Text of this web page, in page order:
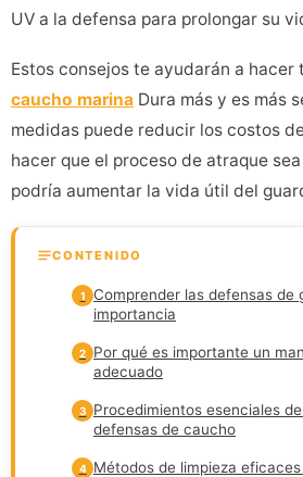
UV a la defensa para prolongar su
Estos consejos te ayudarán a hacer
caucho marina Dura más y es más
medidas puede reducir los costos
hacer que el proceso de atraque
podría aumentar la vida útil del
CONTENIDO
1
Comprender las defensas de
importancia
2
Por qué es importante un
adecuado
3
Procedimientos esenciales
defensas de caucho
4
Métodos de limpieza